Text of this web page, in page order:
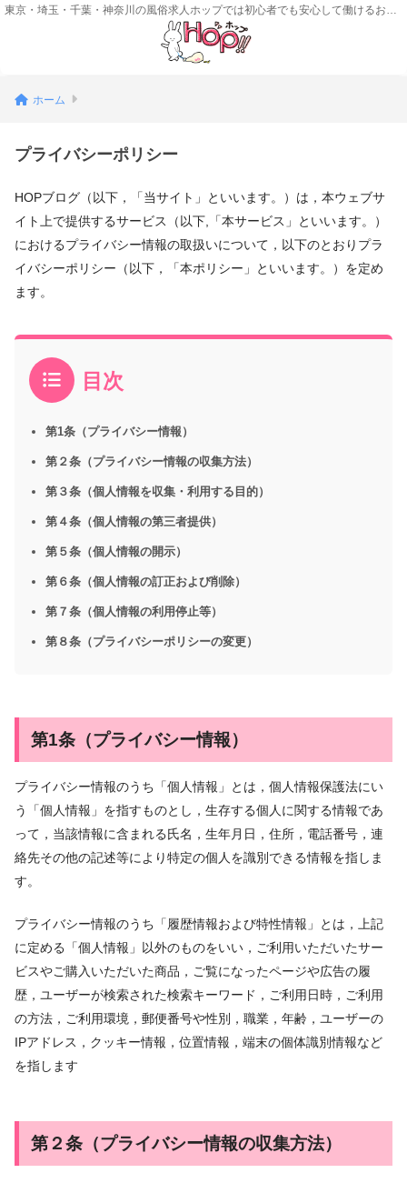
東京・埼玉・千葉・神奈川の風俗求人ホップでは初心者でも安心して働けるお店をご紹介！
ホーム
プライバシーポリシー
HOPブログ（以下，「当サイト」といいます。）は，本ウェブサ
イト上で提供するサービス（以下,「本サービス」といいます。）
におけるプライバシー情報の取扱いについて，以下のとおりプラ
イバシーポリシー（以下，「本ポリシー」といいます。）を定め
ます。
目次
第1条（プライバシー情報）
第２条（プライバシー情報の収集方法）
第３条（個人情報を収集・利用する目的）
第４条（個人情報の第三者提供）
第５条（個人情報の開示）
第６条（個人情報の訂正および削除）
第７条（個人情報の利用停止等）
第８条（プライバシーポリシーの変更）
第1条（プライバシー情報）
プライバシー情報のうち「個人情報」とは，個人情報保護法にい
う「個人情報」を指すものとし，生存する個人に関する情報であ
って，当該情報に含まれる氏名，生年月日，住所，電話番号，連
絡先その他の記述等により特定の個人を識別できる情報を指しま
す。
プライバシー情報のうち「履歴情報および特性情報」とは，上記
に定める「個人情報」以外のものをいい，ご利用いただいたサー
ビスやご購入いただいた商品，ご覧になったページや広告の履
歴，ユーザーが検索された検索キーワード，ご利用日時，ご利用
の方法，ご利用環境，郵便番号や性別，職業，年齢，ユーザーの
IPアドレス，クッキー情報，位置情報，端末の個体識別情報など
を指します
第２条（プライバシー情報の収集方法）